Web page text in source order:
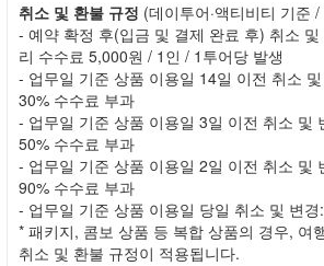
취소 및 환불 규정 (데이투어·액티비티 기준
- 예약 확정 후(입금 및 결제 완료 후) 취소 및
리 수수료 5,000원 / 1인 / 1투어당 발생
- 업무일 기준 상품 이용일 14일 이전 취소
30% 수수료 부과
- 업무일 기준 상품 이용일 3일 이전 취소 및
50% 수수료 부과
- 업무일 기준 상품 이용일 2일 이전 취소 및
90% 수수료 부과
- 업무일 기준 상품 이용일 당일 취소 및 변
* 패키지, 콤보 상품 등 복합 상품의 경우, 여
취소 및 환불 규정이 적용됩니다.